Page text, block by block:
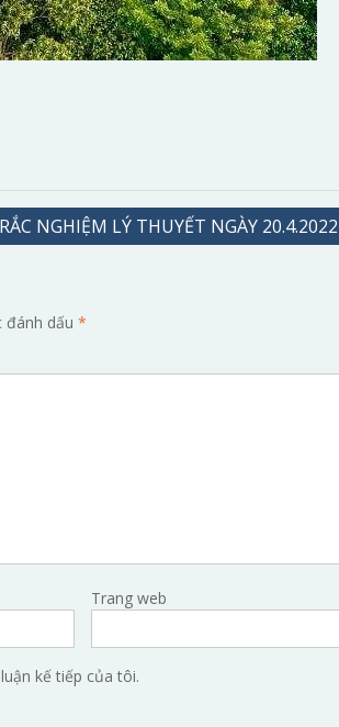
NGHIỆM LÝ THUYẾT NGÀY
đánh dấu *
Trang web
kế tiếp của tôi.